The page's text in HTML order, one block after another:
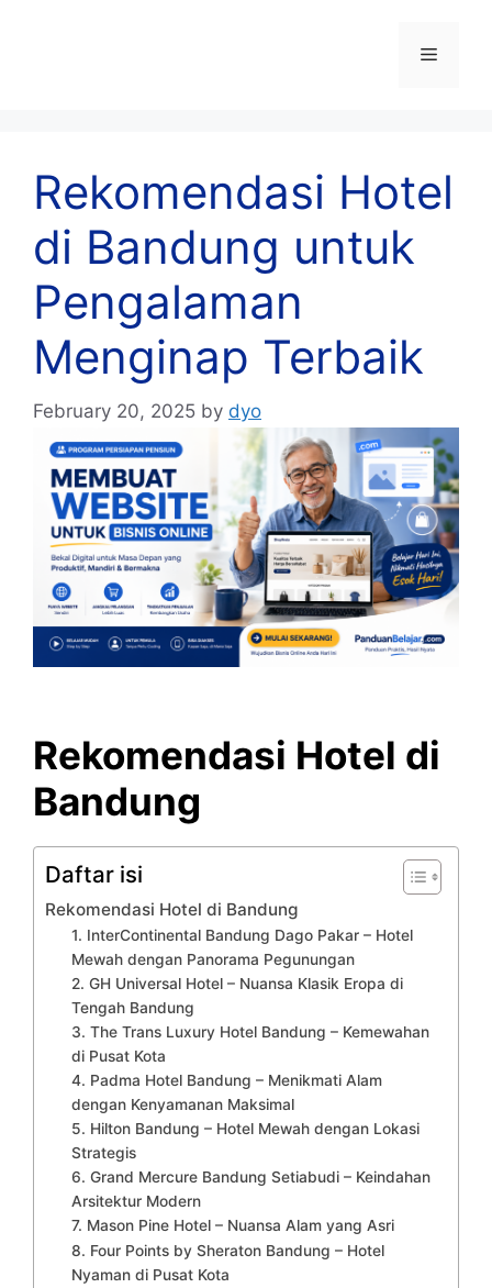
Menu
Rekomendasi Hotel
di Bandung untuk
Pengalaman
Menginap Terbaik
February 20, 2025 by dyo
Rekomendasi Hotel di
Bandung
Daftar isi
Rekomendasi Hotel di Bandung
1. InterContinental Bandung Dago Pakar – Hotel
Mewah dengan Panorama Pegunungan
2. GH Universal Hotel – Nuansa Klasik Eropa di
Tengah Bandung
3. The Trans Luxury Hotel Bandung – Kemewahan
di Pusat Kota
4. Padma Hotel Bandung – Menikmati Alam
dengan Kenyamanan Maksimal
5. Hilton Bandung – Hotel Mewah dengan Lokasi
Strategis
6. Grand Mercure Bandung Setiabudi – Keindahan
Arsitektur Modern
7. Mason Pine Hotel – Nuansa Alam yang Asri
8. Four Points by Sheraton Bandung – Hotel
Nyaman di Pusat Kota